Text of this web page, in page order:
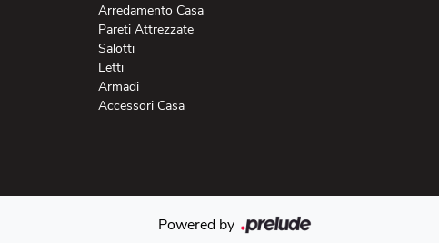
Arredamento Casa
Pareti Attrezzate
Salotti
Letti
Armadi
Accessori Casa
Powered by